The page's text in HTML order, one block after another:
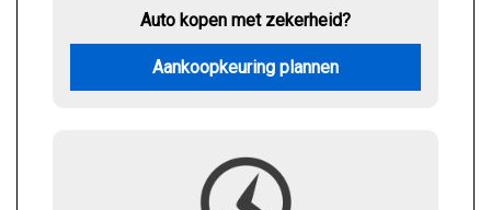
Auto kopen met zekerheid?
Aankoopkeuring plannen